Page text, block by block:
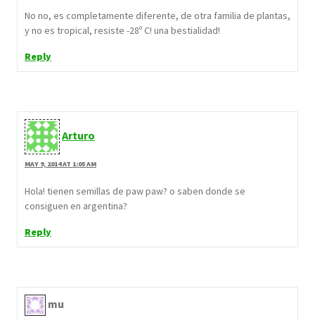
No no, es completamente diferente, de otra familia de plantas,
y no es tropical, resiste -28º C! una bestialidad!
Reply
Arturo
MAY 9, 2014 AT 1:05 AM
Hola! tienen semillas de paw paw? o saben donde se
consiguen en argentina?
Reply
mu